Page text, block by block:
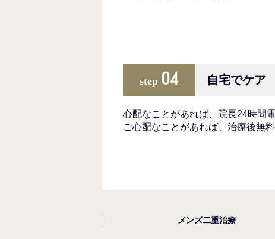
step 04 自宅でケア
心配なことがあれば、院長24時間
ご心配なことがあれば、治療後無
メンズ二重治療